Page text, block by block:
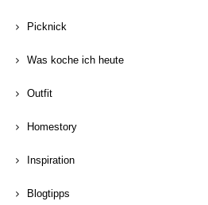
Picknick
Was koche ich heute
Outfit
Homestory
Inspiration
Blogtipps